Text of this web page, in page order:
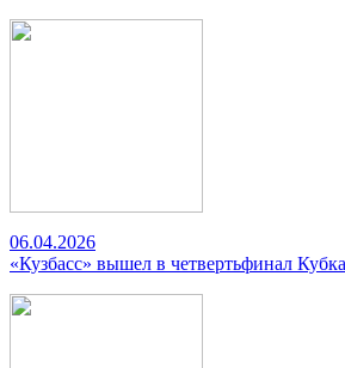
06.04.2026
«Кузбасс» вышел в четвертьфинал